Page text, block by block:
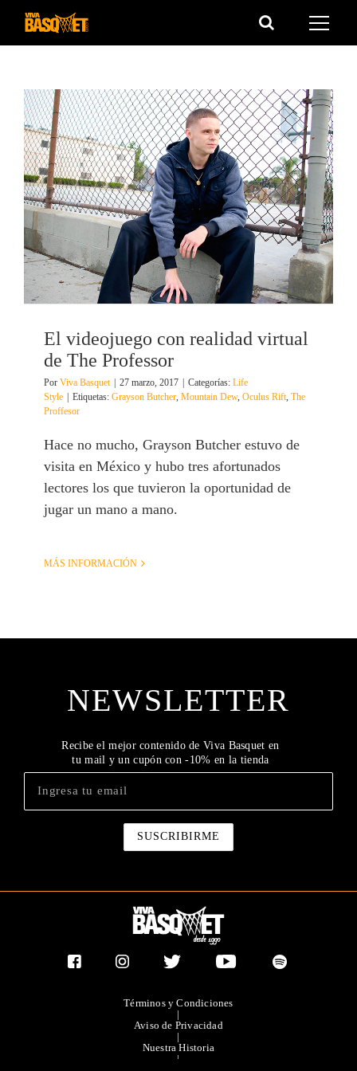
Saltar
El videojuego con realidad virtual
de The Professor
Por Viva Basquet 27 marzo, 2017 Categorías: Life
Style
Etiquetas: Grayson Butcher, Mountain Dew, Oculus Rift, The
Proffesor
Hace no mucho, Grayson Butcher estuvo de
visita en México y hubo tres afortunados
lectores los que tuvieron la oportunidad de
jugar un mano a mano.
MÁS INFORMACIÓN
NEWSLETTER
Recibe el mejor contenido de Viva Basquet en
tu mail y un cupón con -10% en la tienda
Términos y Condiciones
|
Aviso de Privacidad
|
Nuestra Historia
|